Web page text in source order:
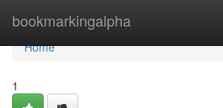
bookmarkingalpha
Home
Home
1